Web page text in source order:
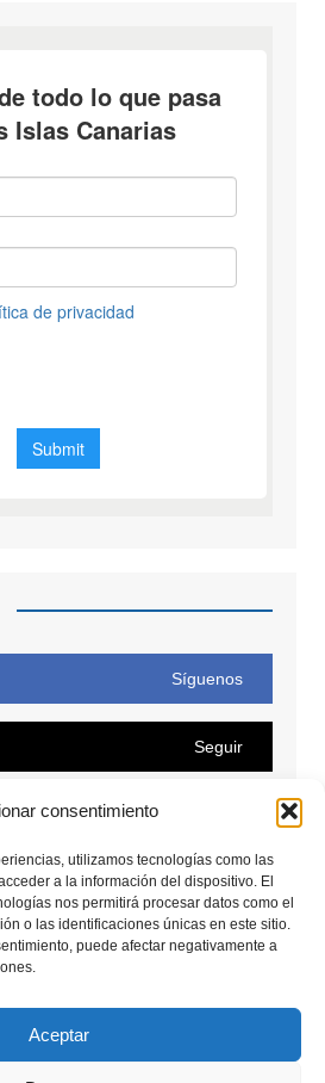
consentimiento
utilizamos tecnologías como las
a la información del dispositivo. El
nos permitirá procesar datos como el
o las identificaciones únicas en este sitio.
puede afectar negativamente a
Aceptar
Síguenos
Seguir
Conectar
Seguir